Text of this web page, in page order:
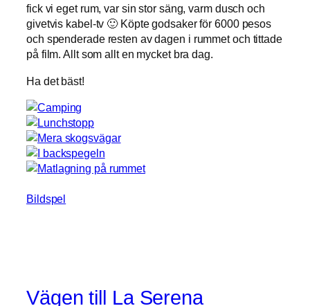
fick vi eget rum, var sin stor säng, varm dusch och
givetvis kabel-tv 🙂 Köpte godsaker för 6000 pesos
och spenderade resten av dagen i rummet och tittade
på film. Allt som allt en mycket bra dag.
Ha det bäst!
Bildspel
Vägen till La Serena